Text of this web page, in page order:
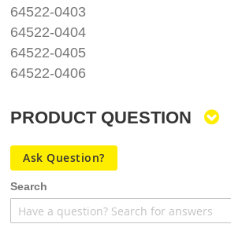
64522-0403
64522-0404
64522-0405
64522-0406
PRODUCT QUESTION
Ask Question?
Search